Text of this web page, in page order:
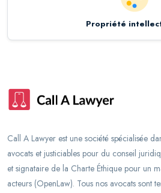
Propriété
Call A Lawyer est une société spécialisée
avocats et justiciables pour du conseil
et signataire de la Charte Éthique pour un
acteurs (OpenLaw). Tous nos avocats sont